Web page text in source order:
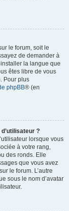
le forum, soit le
de demander à
la langue que
êtes libre de vous
Pour plus
phpBB® (en
?
lorsque vous
à votre rang,
des ronds. Elle
que vous avez
le forum. L’autre
sous le nom d’avatar